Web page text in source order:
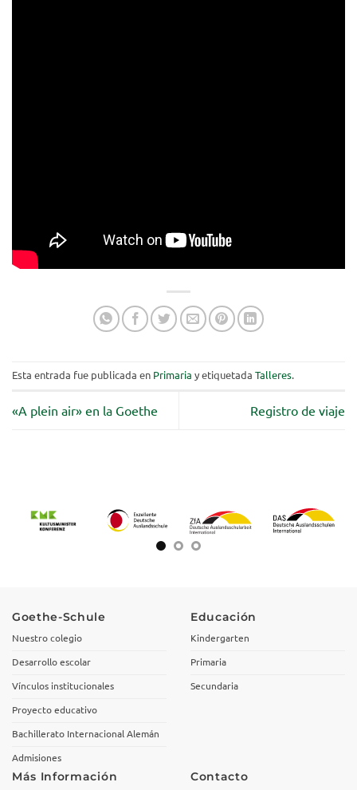
Esta entrada fue publicada en Primaria y etiquetada Talleres.
«A plein air» en la Goethe Registro de viaje
Goethe-Schule
Nuestro colegio
Desarrollo escolar
Vínculos institucionales
Proyecto educativo
Bachillerato Internacional Alemán
Admisiones
Educación
Kindergarten
Primaria
Secundaria
Más Información Contacto